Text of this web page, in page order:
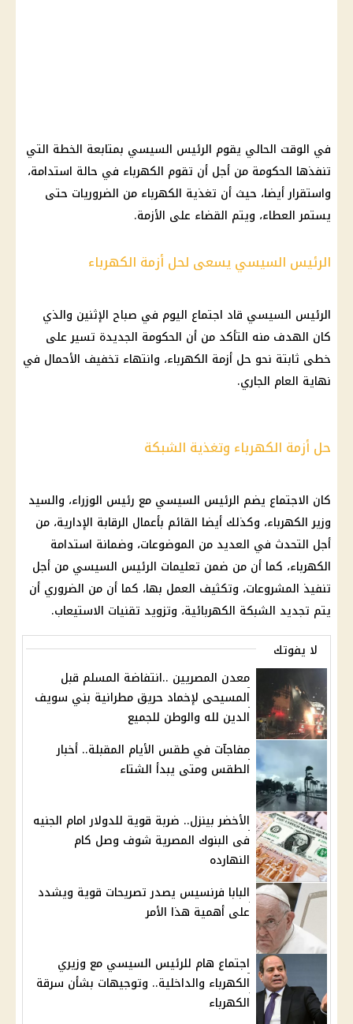
في الوقت الحالي يقوم الرئيس السيسي بمتابعة الخطة التي
تنفذها الحكومة من أجل أن تقوم الكهرباء في حالة استدامة،
واستقرار أيضا، حيث أن تغذية الكهرباء من الضروريات حتى
يستمر العطاء، ويتم القضاء على الأزمة.
الرئيس السيسي يسعى لحل أزمة الكهرباء
الرئيس السيسي قاد اجتماع اليوم في صباح الإثنين والذي
كان الهدف منه التأكد من أن الحكومة الجديدة تسير على
خطى ثابتة نحو حل أزمة الكهرباء، وانتهاء تخفيف الأحمال في
نهاية العام الجاري.
حل أزمة الكهرباء وتغذية الشبكة
كان الاجتماع يضم الرئيس السيسي مع رئيس الوزراء، والسيد
وزير الكهرباء، وكذلك أيضا القائم بأعمال الرقابة الإدارية، من
أجل التحدث في العديد من الموضوعات، وضمانة استدامة
الكهرباء، كما أن من ضمن تعليمات الرئيس السيسي من أجل
تنفيذ المشروعات، وتكثيف العمل بها، كما أن من الضروري أن
يتم تجديد الشبكة الكهربائية، وتزويد تقنيات الاستيعاب.
لا يفوتك
معدن المصريين ..انتفاضة المسلم قبل
المسيحى لإخماد حريق مطرانية بني سويف
الدين لله والوطن للجميع
مفاجآت في طقس الأيام المقبلة.. أخبار
الطقس ومتى يبدأ الشتاء
الأخضر بينزل.. ضربة قوية للدولار امام الجنيه
فى البنوك المصرية شوف وصل كام
النهارده
البابا فرنسيس يصدر تصريحات قوية ويشدد
على أهمية هذا الأمر
اجتماع هام للرئيس السيسي مع وزيري
الكهرباء والداخلية.. وتوجيهات بشأن سرقة
الكهرباء